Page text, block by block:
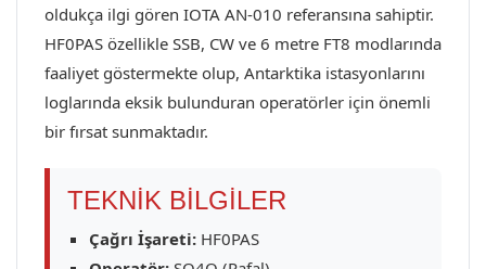
oldukça ilgi gören IOTA AN-010 referansına sahiptir.
HF0PAS özellikle SSB, CW ve 6 metre FT8 modlarında
faaliyet göstermekte olup, Antarktika istasyonlarını
loglarında eksik bulunduran operatörler için önemli
bir fırsat sunmaktadır.
TEKNİK BİLGİLER
Çağrı İşareti: HF0PAS